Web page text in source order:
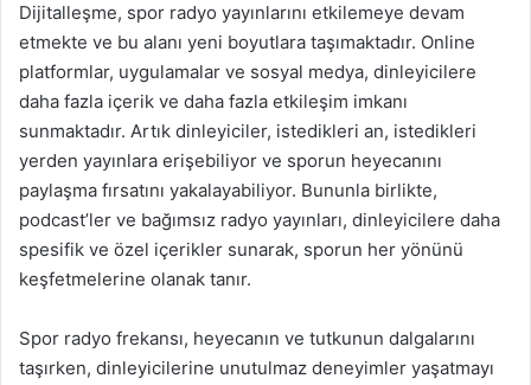
Dijitalleşme, spor radyo yayınlarını etkilemeye devam
etmekte ve bu alanı yeni boyutlara taşımaktadır. Online
platformlar, uygulamalar ve sosyal medya, dinleyicilere
daha fazla içerik ve daha fazla etkileşim imkanı
sunmaktadır. Artık dinleyiciler, istedikleri an, istedikleri
yerden yayınlara erişebiliyor ve sporun heyecanını
paylaşma fırsatını yakalayabiliyor. Bununla birlikte,
podcast’ler ve bağımsız radyo yayınları, dinleyicilere daha
spesifik ve özel içerikler sunarak, sporun her yönünü
keşfetmelerine olanak tanır.
Spor radyo frekansı, heyecanın ve tutkunun dalgalarını
taşırken, dinleyicilerine unutulmaz deneyimler yaşatmayı